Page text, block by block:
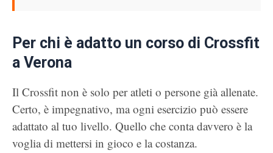
Per chi è adatto un corso di Crossfit
a Verona
Il Crossfit non è solo per atleti o persone già allenate.
Certo, è impegnativo, ma ogni esercizio può essere
adattato al tuo livello. Quello che conta davvero è la
voglia di mettersi in gioco e la costanza.